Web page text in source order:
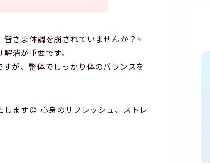
さま体調を崩されていませんか？✨
消が重要です。
が、整体でしっかり体のバランスを
ます😊 心身のリフレッシュ、ストレ